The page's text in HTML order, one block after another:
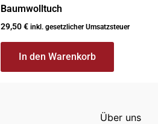
Baumwolltuch
29,50€ inkl. gesetzlicher Umsatzsteuer
In den Warenkorb
Über uns